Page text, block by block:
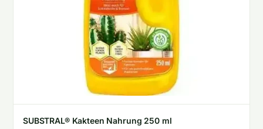
SUBSTRAL® Kakteen Nahrung 250 ml